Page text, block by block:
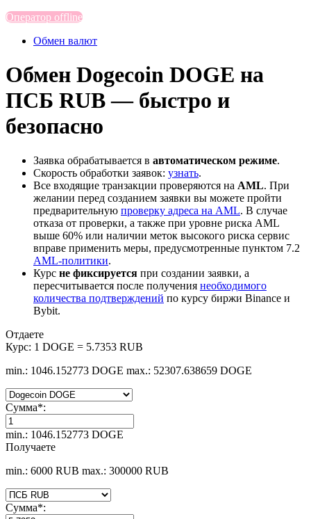
Оператор offline
Обмен валют
Обмен Dogecoin DOGE на
ПСБ RUB — быстро и
безопасно
Заявка обрабатывается в автоматическом режиме.
Скорость обработки заявок: узнать.
Все входящие транзакции проверяются на AML. При
желании перед созданием заявки вы можете пройти
предварительную проверку адреса на AML. В случае
отказа от проверки, а также при уровне риска AML
выше 60% или наличии меток высокого риска сервис
вправе применить меры, предусмотренные пунктом 7.2
AML-политики.
Курс не фиксируется при создании заявки, а
пересчитывается после получения необходимого
количества подтверждений по курсу биржи Binance и
Bybit.
Отдаете
Курс: 1 DOGE = 5.7353 RUB
min.: 1046.152773 DOGE max.: 52307.638659 DOGE
Сумма*:
min.: 1046.152773 DOGE
Получаете
min.: 6000 RUB max.: 300000 RUB
Сумма*: